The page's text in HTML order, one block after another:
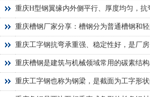
重庆H型钢翼缘内外侧平行、厚度均匀，抗
重庆槽钢厂家分享：槽钢分为普通槽钢和
重庆工字钢抗弯承重强、稳定性好，是厂
重庆槽钢是建筑与机械领域常用的碳素结
重庆工字钢也称为钢梁，是截面为工字形